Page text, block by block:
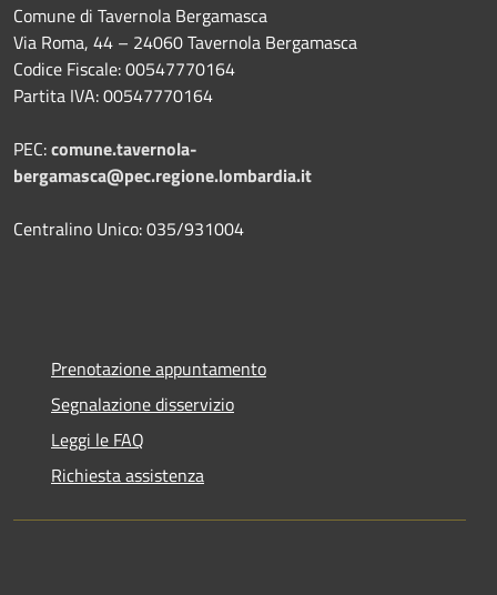
Comune di Tavernola Bergamasca
Via Roma, 44 – 24060 Tavernola Bergamasca
Codice Fiscale: 00547770164
Partita IVA: 00547770164
PEC:comune.tavernola-
bergamasca@pec.regione.lombardia.it
Centralino Unico: 035/931004
Prenotazione appuntamento
Segnalazione disservizio
Leggi le FAQ
Richiesta assistenza